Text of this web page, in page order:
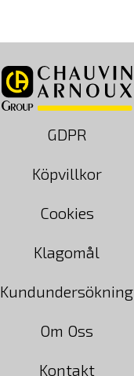
GDPR
Köpvillkor
Cookies
Klagomål
Kundundersökning
Om Oss
Kontakt